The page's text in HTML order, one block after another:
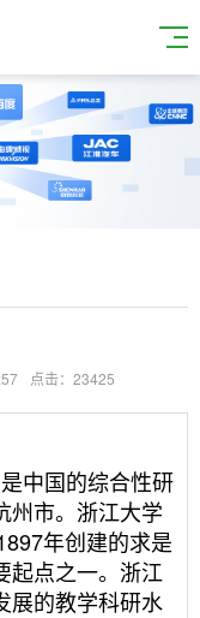
点击：23425
中国的综合性研
州市。浙江大学
年创建的求是
起点之一。浙江
展的教学科研水